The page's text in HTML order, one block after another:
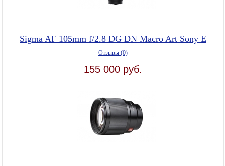
Sigma AF 105mm f/2.8 DG DN Macro Art Sony E
Отзывы (0)
155 000 руб.